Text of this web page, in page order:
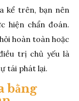
kể trên, bạn nên
hiện chẩn đoán.
hoàn toàn hoặc
trị chủ yếu là
tái phát lại.
bằng